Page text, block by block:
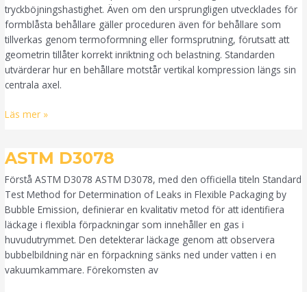
tryckböjningshastighet. Även om den ursprungligen utvecklades för
formblåsta behållare gäller proceduren även för behållare som
tillverkas genom termoformning eller formsprutning, förutsatt att
geometrin tillåter korrekt inriktning och belastning. Standarden
utvärderar hur en behållare motstår vertikal kompression längs sin
centrala axel.
Läs mer »
ASTM D3078
Förstå ASTM D3078 ASTM D3078, med den officiella titeln Standard
Test Method for Determination of Leaks in Flexible Packaging by
Bubble Emission, definierar en kvalitativ metod för att identifiera
läckage i flexibla förpackningar som innehåller en gas i
huvudutrymmet. Den detekterar läckage genom att observera
bubbelbildning när en förpackning sänks ned under vatten i en
vakuumkammare. Förekomsten av
ASTM